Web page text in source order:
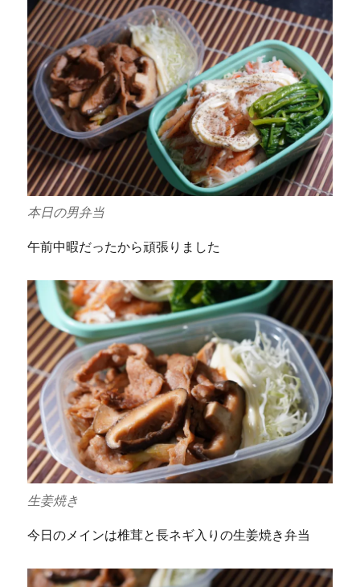
本日の男弁当
午前中暇だったから頑張りました
生姜焼き
今日のメインは椎茸と長ネギ入りの生姜焼き弁当